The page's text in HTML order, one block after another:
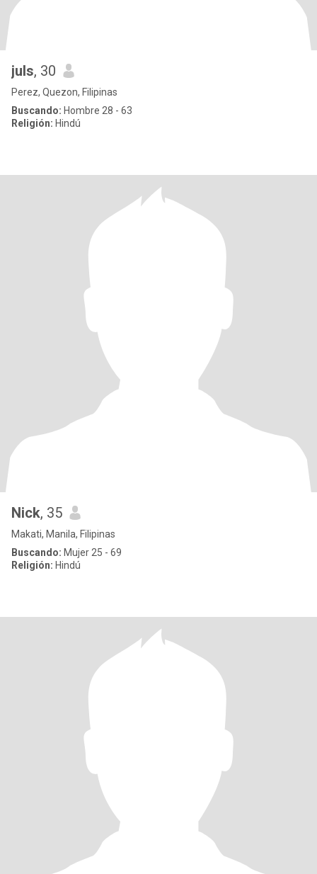
juls, 30
Perez, Quezon, Filipinas
Buscando: Hombre 28 - 63
Religión: Hindú
Nick, 35
Makati, Manila, Filipinas
Buscando: Mujer 25 - 69
Religión: Hindú